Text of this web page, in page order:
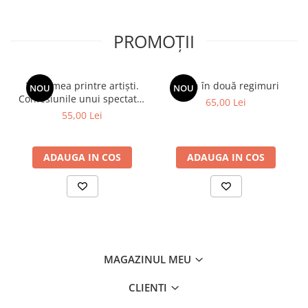
PROMOȚII
NOU
Viața mea printre artiști.
Confesiunile unui spectator
fidel
55,00 Lei
ADAUGA IN COS
NOU
Spion în două regimuri
65,00 Lei
ADAUGA IN COS
MAGAZINUL MEU
CLIENTI